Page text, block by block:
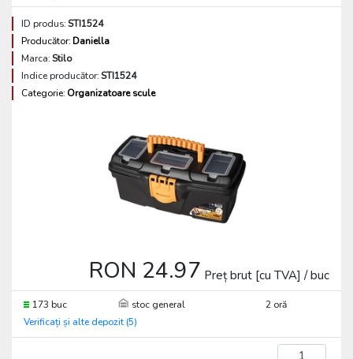
ID produs:STI1524
Producător:Daniella
Marca:Stilo
Indice producător:STI1524
Categorie: Organizatoare scule
RON 24.97 Preț brut [cu TVA] / buc
173 buc stoc general
2 oră
Verificați și alte depozit (5)